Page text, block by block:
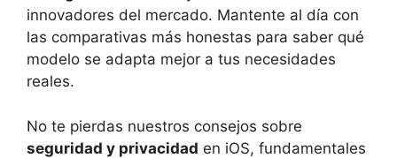
innovadores del mercado. Mantente al día con
las comparativas más honestas para saber qué
modelo se adapta mejor a tus necesidades
reales.
No te pierdas nuestros consejos sobre
seguridad y privacidad en iOS, fundamentales